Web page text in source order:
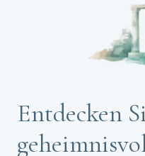
Entdecken